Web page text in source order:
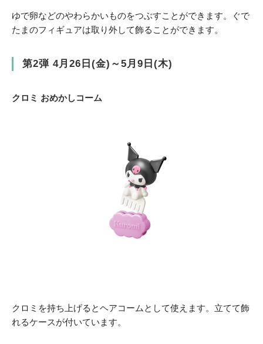
ゆで卵などのやわらかいものをつぶすことができます。ぐで
たまのフィギュアは取り外して飾ることができます。
第2弾 4月26日(金)～5月9日(木)
クロミ おめかしコーム
クロミを持ち上げるとヘアコームとして使えます。立てて飾
れるケースが付いています。